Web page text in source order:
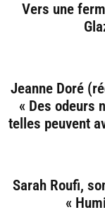
Vers une
Jeanne Doré
« Des odeurs
telles peuvent
Sarah Roufi,
«